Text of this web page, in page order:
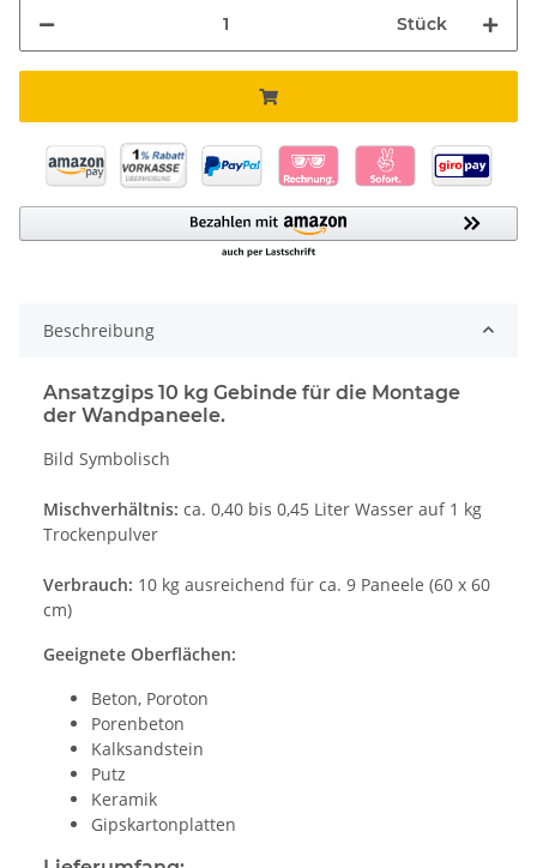
Stück
Beschreibung
Ansatzgips 10 kg Gebinde für die Montage
der Wandpaneele.
Bild Symbolisch
Mischverhältnis: ca. 0,40 bis 0,45 Liter Wasser auf 1 kg
Trockenpulver
Verbrauch: 10 kg ausreichend für ca. 9 Paneele (60 x 60
cm)
Geeignete Oberflächen:
Beton, Poroton
Porenbeton
Kalksandstein
Putz
Keramik
Gipskartonplatten